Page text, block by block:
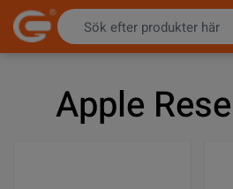
Hoppa till innehållet
Apple